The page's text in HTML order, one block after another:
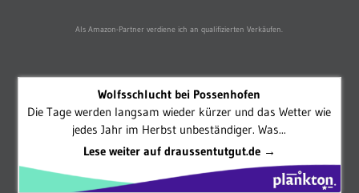
Als Amazon-Partner verdiene ich an qualifizierten Verkäufen.
Wolfsschlucht bei Possenhofen
Die Tage werden langsam wieder kürzer und das Wetter wie
jedes Jahr im Herbst unbeständiger. Was...
Lese weiter auf draussentutgut.de →